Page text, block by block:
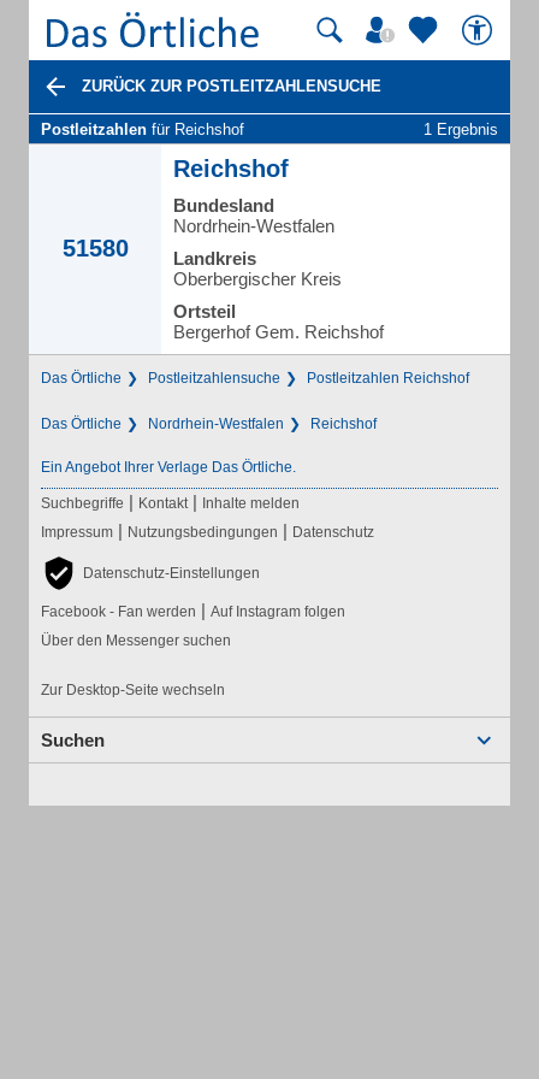
ZURÜCK ZUR POSTLEITZAHLENSUCHE
Postleitzahlen für Reichshof 1 Ergebnis
51580
Reichshof
Bundesland
Nordrhein-Westfalen
Landkreis
Oberbergischer Kreis
Ortsteil
Bergerhof Gem. Reichshof
Das Örtliche Postleitzahlensuche Postleitzahlen Reichshof
Das Örtliche Nordrhein-Westfalen Reichshof
Ein Angebot Ihrer Verlage Das Örtliche.
Suchbegriffe | Kontakt | Inhalte melden
Impressum | Nutzungsbedingungen | Datenschutz
Datenschutz-Einstellungen
Facebook - Fan werden | Auf Instagram folgen
Über den Messenger suchen
Zur Desktop-Seite wechseln
Suchen